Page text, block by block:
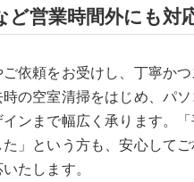
ど営業時間外にも対
依頼をお受けし、丁寧か
の空室清掃をはじめ、パ
インまで幅広く承ります。
」という方も、安心して
たします。